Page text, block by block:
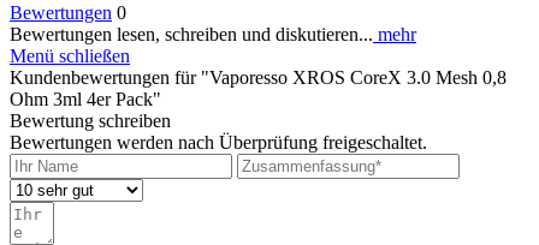
Bewertungen 0
Bewertungen lesen, schreiben und diskutieren... mehr
Menü schließen
Kundenbewertungen für "Vaporesso XROS CoreX 3.0 Mesh 0,8
Ohm 3ml 4er Pack"
Bewertung schreiben
Bewertungen werden nach Überprüfung freigeschaltet.